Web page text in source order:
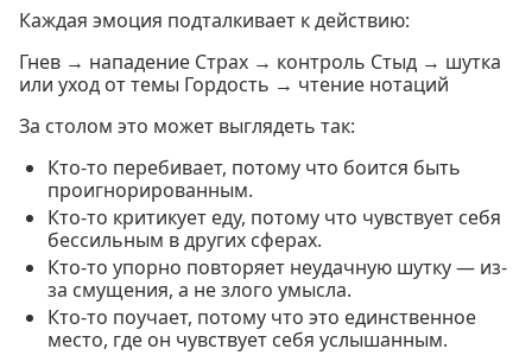
Каждая эмоция подталкивает к действию:
Гнев → нападение Страх → контроль Стыд → шутка
или уход от темы Гордость → чтение нотаций
За столом это может выглядеть так:
Кто-то перебивает, потому что боится быть
проигнорированным.
Кто-то критикует еду, потому что чувствует себя
бессильным в других сферах.
Кто-то упорно повторяет неудачную шутку — из-
за смущения, а не злого умысла.
Кто-то поучает, потому что это единственное
место, где он чувствует себя услышанным.